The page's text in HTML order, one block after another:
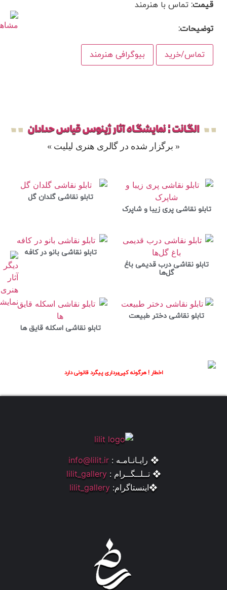
قیمت: تماس با هنرمند
توضیحات:
تماس/خرید بیوگرافی هنرمند
الگانت ¦ نمایشگاه آثار ژینوس قیاس حدادان
« برگزار شده در گالری هنری لیلیت »
تابلو نقاشی پری زیبا و شاپرک
تابلو نقاشی گلدان گل
تابلو نقاشی درب قدیمی باغ
گل‌ها
تابلو نقاشی بانو در کافه
تابلو نقاشی دختر طبیعت
تابلو نقاشی اسکله قایق ها
اخطار ! هرگونه کپی‌برداری پیگرد قانونی دارد
❖ رایـانـامـه : info@lilit.ir
❖ تــلــگــرام : lilit_gallery
❖اینستاگرام: lilit_gallery